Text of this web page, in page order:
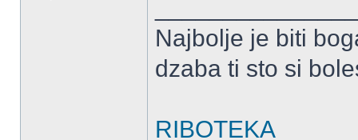
Najbolje je biti
dzaba ti sto si
RIBOTEKA